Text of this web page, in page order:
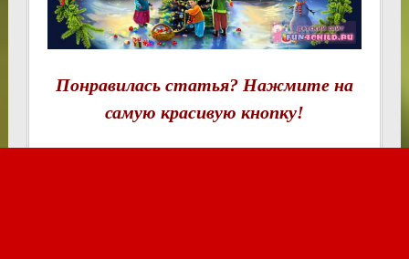
Понравилась статья? Нажмите на
самую красивую кнопку!